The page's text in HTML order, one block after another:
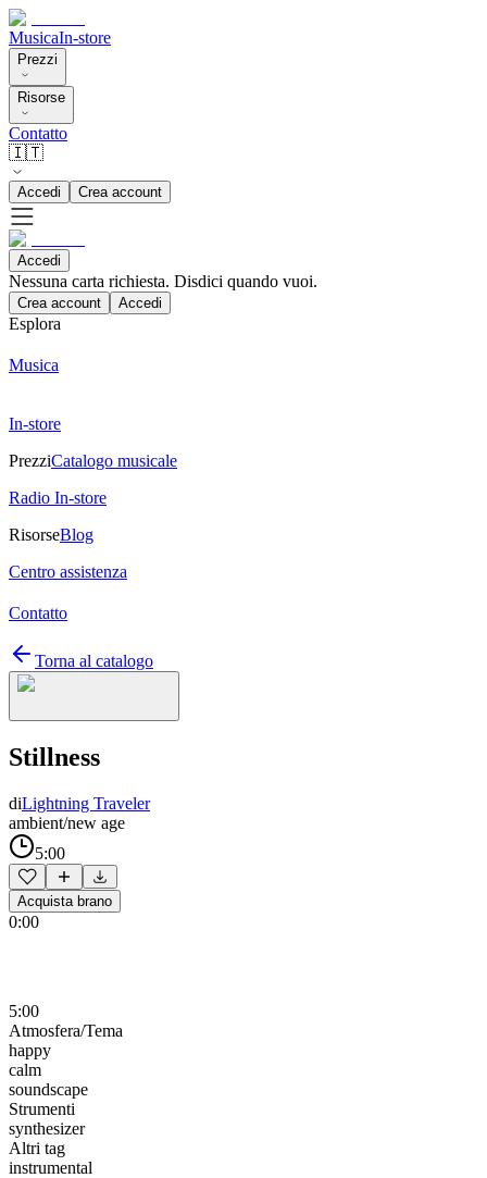
MusicaIn-store
Prezzi
Risorse
Contatto
🇮🇹
Accedi Crea account
Accedi
Nessuna carta richiesta. Disdici quando vuoi.
Crea account Accedi
Esplora
Musica
In-store
PrezziCatalogo musicale
Radio In-store
RisorseBlog
Centro assistenza
Contatto
Torna al catalogo
Stillness
diLightning Traveler
ambient/new age
5:00
Acquista brano
0:00
5:00
Atmosfera/Tema
happy
calm
soundscape
Strumenti
synthesizer
Altri tag
instrumental